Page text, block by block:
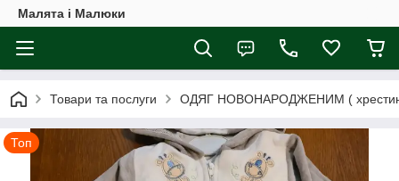
Малята і Малюки
Товари та послуги ОДЯГ НОВОНАРОДЖЕНИМ (
Топ